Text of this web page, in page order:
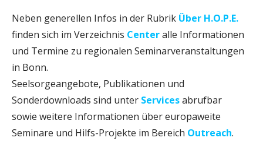
Neben generellen Infos in der Rubrik Über H.O.P.E.
finden sich im Verzeichnis Centeralle Informationen
und Termine zu regionalen Seminarveranstaltungen
in Bonn.
Seelsorgeangebote, Publikationen und
Sonderdownloads sind unter Servicesabrufbar
sowie weitere Informationen über europaweite
Seminare und Hilfs-Projekte im Bereich Outreach.